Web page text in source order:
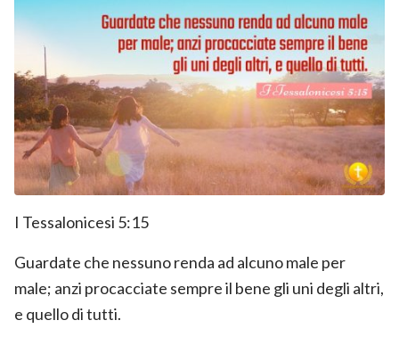
I Tessalonicesi 5:15
Guardate che nessuno renda ad alcuno male per
male; anzi procacciate sempre il bene gli uni degli altri,
e quello di tutti.